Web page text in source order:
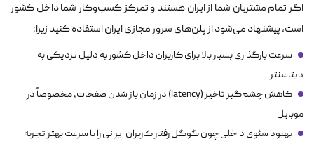
اگر تمام مشتریان شما از ایران هستند و تمرکز کسب‌وکار شما داخل کشور
است، پیشنهاد می‌شود از پلن‌های سرور مجازی ایران استفاده کنید زیرا:
سرعت بارگذاری بسیار بالا برای کاربران داخل کشور به دلیل نزدیکی به
دیتاسنتر
کاهش چشم‌گیر تاخیر (latency) در زمان باز شدن صفحات، مخصوصاً در
موبایل
بهبود سئوی داخلی چون گوگل رفتار کاربران ایرانی را با سرعت بهتر تجربه